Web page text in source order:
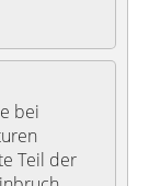
bei
Teil der